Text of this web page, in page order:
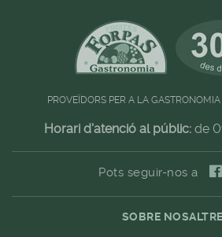
PROVEÏDORS PER A LA
Horari d'atenció al públic: de
Pots seguir-nos a
SOBRE